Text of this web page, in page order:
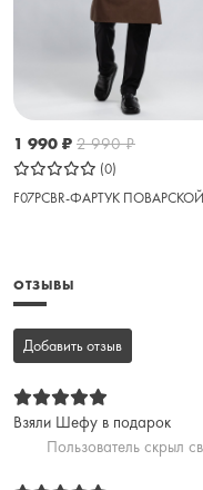
1 990 ₽ 2 990₽
(0)
F07PСBR-ФАРТУК ПОВАРСКОЙ
ОТЗЫВЫ
Добавить отзыв
Взяли Шефу в подарок
Пользователь скрыл